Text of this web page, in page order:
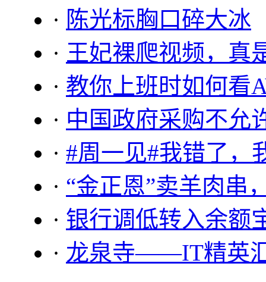
· 陈光标胸口碎大冰
· 王妃裸爬视频，真
· 教你上班时如何看
· 中国政府采购不允
· #周一见#我错了
· “金正恩”卖羊肉串
· 银行调低转入余额
· 龙泉寺——IT精英